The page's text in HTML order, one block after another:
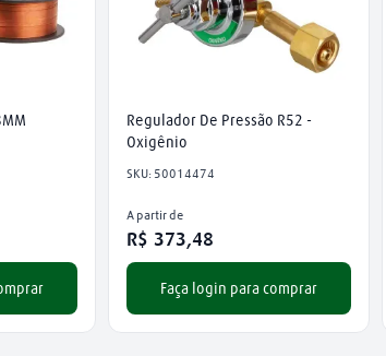
Regulador De Pressão R52 -
Oxigênio
SKU: 50014474
A partir de
R$ 373,48
Faça login para comprar